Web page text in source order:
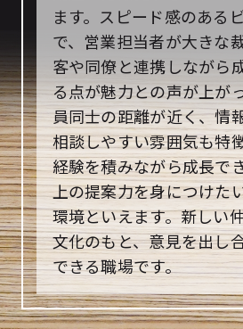
ます。スピード感のある
で、営業担当者が大きな
客や同僚と連携しながら
る点が魅力との声が上が
員同士の距離が近く、情
相談しやすい雰囲気も特
経験を積みながら成長で
上の提案力を身につけた
環境といえます。新しい
文化のもと、意見を出し
できる職場です。